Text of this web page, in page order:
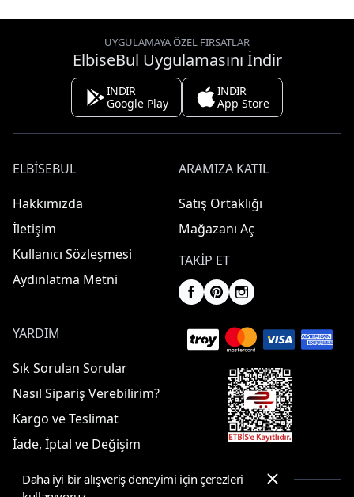
UYGULAMAYA ÖZEL FIRSATLAR
ElbiseBul Uygulamasını İndir
İNDİR
Google Play
İNDİR
App Store
ELBISEBUL
Hakkımızda
İletişim
Kullanıcı Sözleşmesi
Aydınlatma Metni
ARAMIZA KATIL
Satış Ortaklığı
Mağazanı Aç
TAKIP ET
YARDIM
Sık Sorulan Sorular
Nasıl Sipariş Verebilirim?
Kargo ve Teslimat
İade, İptal ve Değişim
Daha iyi bir alışveriş deneyimi için çerezleri